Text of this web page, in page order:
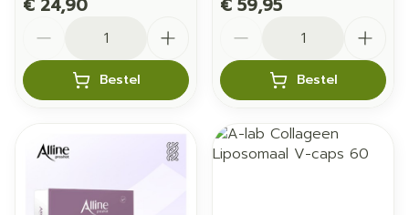
€ 24,90
Bestel
€ 59,95
Bestel